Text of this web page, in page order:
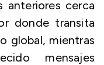
anteriores cerca
donde transita
global, mientras
mensajes